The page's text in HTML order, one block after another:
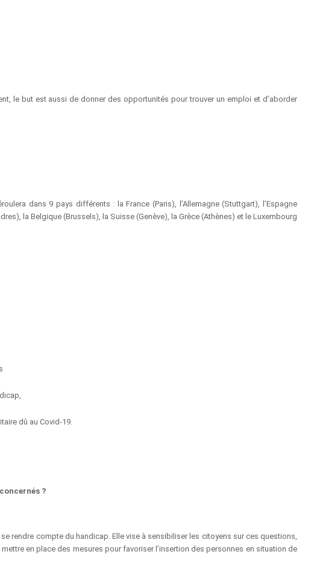
le but est aussi de donner des opportunités pour trouver un emploi et d’aborder
dans 9 pays différents : la France (Paris), l’Allemagne (Stuttgart), l’Espagne
la Belgique (Brussels), la Suisse (Genève), la Grèce (Athènes) et le Luxembourg
dû au Covid-19.
?
rendre compte du handicap. Elle vise à sensibiliser les citoyens sur ces questions,
en place des mesures pour favoriser l’insertion des personnes en situation de